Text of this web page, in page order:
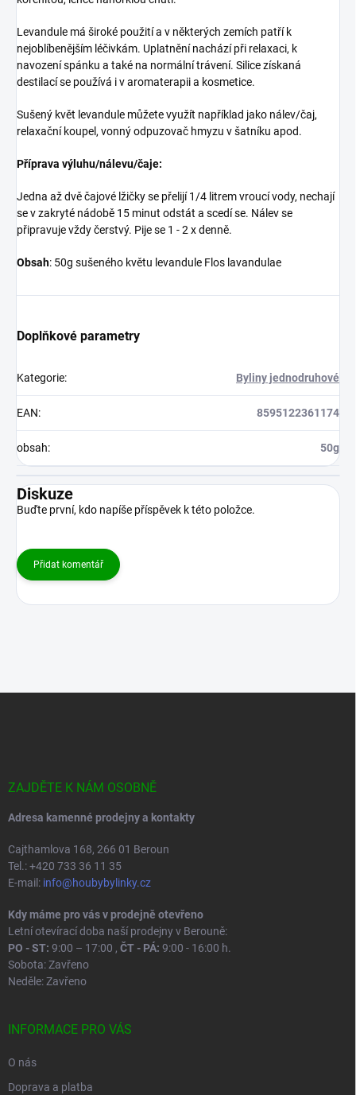
Levandule má široké použití a v některých zemích patří k
nejoblíbenějším léčivkám. Uplatnění nachází při relaxaci, k
navození spánku a také na normální trávení. Silice získaná
destilací se používá i v aromaterapii a kosmetice.
Sušený květ levandule můžete využít například jako nálev/čaj,
relaxační koupel, vonný odpuzovač hmyzu v šatníku apod.
Příprava výluhu/nálevu/čaje:
Jedna až dvě čajové lžičky se přelijí 1/4 litrem vroucí vody, nechají
se v zakryté nádobě 15 minut odstát a scedí se. Nálev se
připravuje vždy čerstvý. Pije se 1 - 2 x denně.
Obsah: 50g sušeného květu levandule Flos lavandulae
Doplňkové parametry
Kategorie: Byliny jednodruhové
EAN: 8595122361174
obsah: 50g
Diskuze
Buďte první, kdo napíše příspěvek k této položce.
Přidat komentář
ZAJDĚTE K NÁM OSOBNĚ
Adresa kamenné prodejny a kontakty
Cajthamlova 168, 266 01 Beroun
Tel.: +420 733 36 11 35
E-mail: info@houbybylinky.cz
Kdy máme pro vás v prodejně otevřeno
Letní otevírací doba naší prodejny v Berouně:
PO - ST: 9:00 – 17:00 , ČT - PÁ: 9:00 - 16:00 h.
Sobota: Zavřeno
Neděle: Zavřeno
INFORMACE PRO VÁS
O nás
Doprava a platba